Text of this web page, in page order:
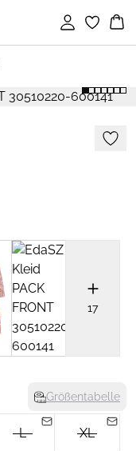
Einloggen
17
Größentabelle
L XL